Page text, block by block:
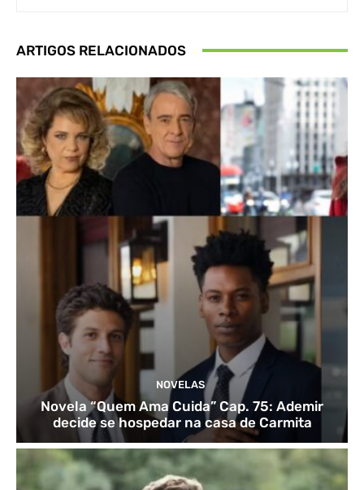
ARTIGOS RELACIONADOS
NOVELAS
Novela “Quem Ama Cuida” Cap. 75: Ademir
decide se hospedar na casa de Carmita